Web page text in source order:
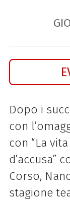
Dopo i
con
con “La
d’accusa”
Corso,
stagione